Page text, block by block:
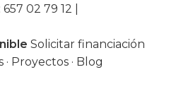
657 02 79 12
Solicitar financiación
· Proyectos · Blog